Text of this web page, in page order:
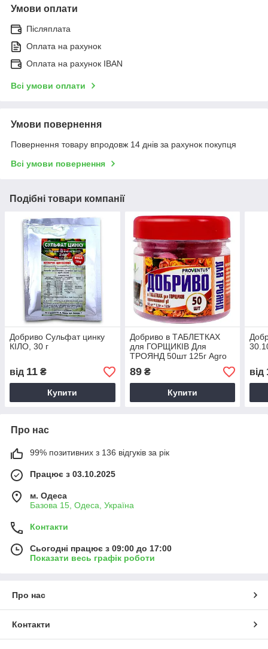
Умови оплати
Післяплата
Оплата на рахунок
Оплата на рахунок IBAN
Всі умови оплати
Умови повернення
Повернення товару впродовж 14 днів за рахунок покупця
Всі умови повернення
Подібні товари компанії
Добриво Сульфат цинку
КІЛО, 30 г
від 11 ₴
Купити
Добриво в ТАБЛЕТКАХ
для ГОРЩИКІВ Для
ТРОЯНД 50шт 125г Agro
Protection
89₴
Купити
від
Про нас
99% позитивних з 136 відгуків за рік
Працює з 03.10.2025
м. Одеса
Базова 15, Одеса, Україна
Контакти
Сьогодні працює з 09:00 до 17:00
Показати весь графік роботи
Про нас
Контакти